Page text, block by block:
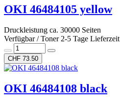
OKI 46484105 yellow
Druckleistung ca. 30000 Seiten
Verfügbar / Toner 2-5 Tage Lieferzeit
CHF 73.50
OKI 46484108 black